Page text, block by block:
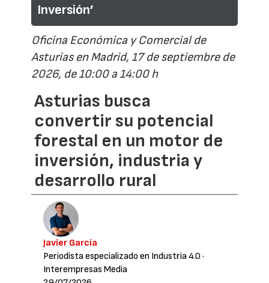
Inversión’
Oficina Económica y Comercial de
Asturias en Madrid, 17 de septiembre de
2026, de 10:00 a 14:00 h
Asturias busca
convertir su potencial
forestal en un motor de
inversión, industria y
desarrollo rural
Javier García
Periodista especializado en Industria 4.0 ·
Interempresas Media